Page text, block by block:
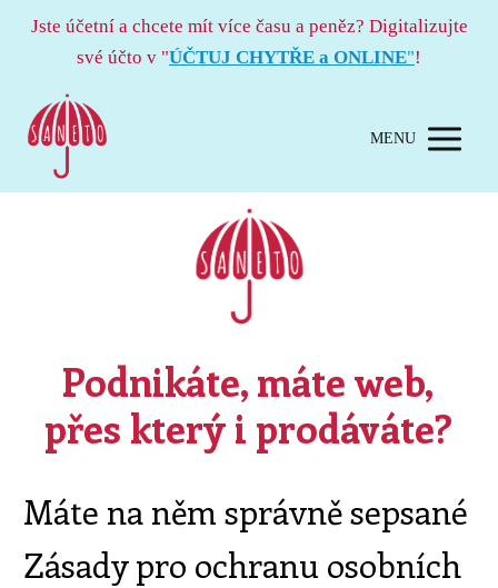
Jste účetní a chcete mít více času a peněz? Digitalizujte
své účto v "ÚČTUJ CHYTŘE a ONLINE"!
MENU
Podnikáte, máte web,
přes který i prodáváte?
Máte na něm správně sepsané
Zásady pro ochranu osobních